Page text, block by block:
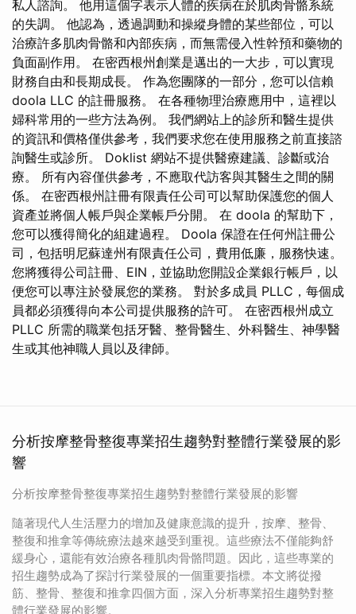
私人諮詢。 他用這個字表示人體的疾病在於肌肉骨骼系統
的失調。 他認為，透過調動和操縱身體的某些部位，可以
治療許多肌肉骨骼和內部疾病，而無需侵入性幹預和藥物的
負面副作用。 在密西根州創業是邁出的一大步，可以實現
財務自由和長期成長。 作為您團隊的一部分，您可以信賴
doola LLC 的註冊服務。 在各種物理治療應用中，這裡以
婦科常用的一些方法為例。 我們網站上的診所和醫生提供
的資訊和價格僅供參考，我們要求您在使用服務之前直接諮
詢醫生或診所。 Doklist 網站不提供醫療建議、診斷或治
療。 所有內容僅供參考，不應取代訪客與其醫生之間的關
係。 在密西根州註冊有限責任公司可以幫助保護您的個人
資產並將個人帳戶與企業帳戶分開。 在 doola 的幫助下，
您可以獲得簡化的組建過程。 Doola 保證在任何州註冊公
司，包括明尼蘇達州有限責任公司，費用低廉，服務快速。
您將獲得公司註冊、EIN，並協助您開設企業銀行帳戶，以
便您可以專注於發展您的業務。 對於多成員 PLLC，每個成
員都必須獲得向本公司提供服務的許可。 在密西根州成立
PLLC 所需的職業包括牙醫、整骨醫生、外科醫生、神學醫
生或其他神職人員以及律師。
分析按摩整骨整復專業招生趨勢對整體行業發展的影
響
分析按摩整骨整復專業招生趨勢對整體行業發展的影響
隨著現代人生活壓力的增加及健康意識的提升，按摩、整骨、
整復和推拿等傳統療法越來越受到重視。這些療法不僅能夠舒
緩身心，還能有效治療各種肌肉骨骼問題。因此，這些專業的
招生趨勢成為了探討行業發展的一個重要指標。本文將從撥
筋、整骨、整復和推拿四個方面，深入分析專業招生趨勢對整
體行業發展的影響。